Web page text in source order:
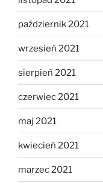
październik 2021
wrzesień 2021
sierpień 2021
czerwiec 2021
maj 2021
kwiecień 2021
marzec 2021